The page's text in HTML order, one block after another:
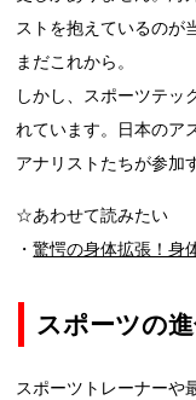
ストを抱えているのが
まだこれから。
しかし、スポーツテッ
れています。日本のア
アナリストたちが参加
☆あわせて読みたい
・驚愕の身体拡張！身
スポーツの
スポーツトレーナーや